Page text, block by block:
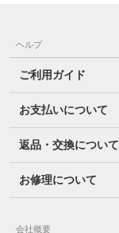
ヘルプ
ご利用ガイド
お支払いについて
返品・交換について
お修理について
会社概要